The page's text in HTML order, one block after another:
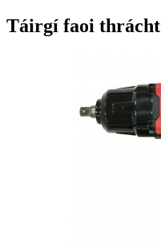
Táirgí faoi thrácht